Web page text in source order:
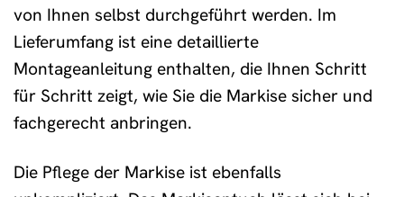
von Ihnen selbst durchgeführt werden. Im
Lieferumfang ist eine detaillierte
Montageanleitung enthalten, die Ihnen Schritt
für Schritt zeigt, wie Sie die Markise sicher und
fachgerecht anbringen.
Die Pflege der Markise ist ebenfalls